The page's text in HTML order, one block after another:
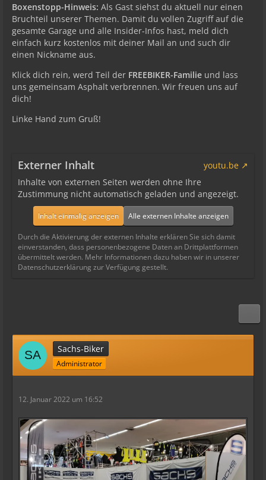
Boxenstopp-Hinweis: Als Gast siehst du aktuell nur einen
Bruchteil unserer Themen. Damit du vollen Zugriff auf die
gesamte Garage und alle Insider-Infos hast, meld dich
einfach kurz kostenlos mit deiner Mail an und such dir
einen Nickname aus.
Klick dich rein, werd Teil der FREEBIKER-Familie und lass
uns gemeinsam Asphalt verbrennen. Wir freuen uns auf
dich!
Linke Hand zum Gruß!
Externer Inhalt
youtu.be
Inhalte von externen Seiten werden ohne Ihre
Zustimmung nicht automatisch geladen und angezeigt.
Inhalt einmalig anzeigen Alle externen Inhalte anzeigen
Durch die Aktivierung der externen Inhalte erklären Sie sich damit
einverstanden, dass personenbezogene Daten an Drittplattformen
übermittelt werden. Mehr Informationen dazu haben wir in unserer
Datenschutzerklärung zur Verfügung gestellt.
Sachs-Biker
Administrator
12. Januar 2022 um 16:52